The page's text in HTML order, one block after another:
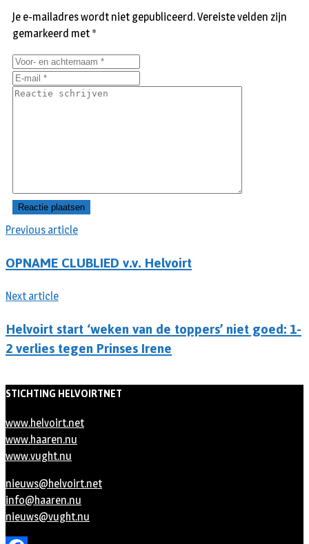
Previous article
OPNAME CLUBLIED v.v. Helvoirt
Next article
Helvoirt start ‘weken van de toppers’ niet goed: 1-
2 verlies tegen Prinses Irene
Je e-mailadres wordt niet gepubliceerd.Vereiste velden zijn
gemarkeerd met *
STICHTING HELVOIRTNET
www.helvoirt.net
www.haaren.nu
www.vught.nu
nieuws@helvoirt.net
info@haaren.nu
nieuws@vught.nu